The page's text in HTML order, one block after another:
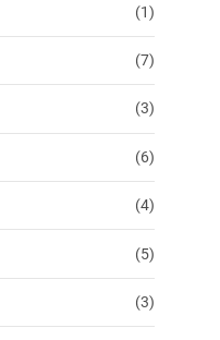
(1)
(7)
(3)
(6)
(4)
(5)
(3)